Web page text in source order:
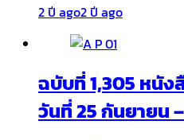
2 ปี ago2 ปี ago
ฉบับที่ 1,305 หนั
วันที่ 25 กันยายน